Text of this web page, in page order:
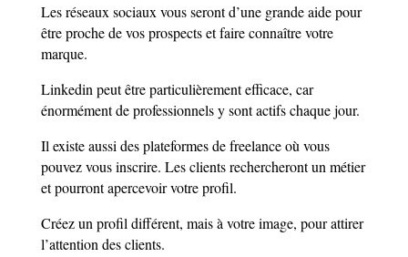
Les réseaux sociaux vous seront d’une grande aide pour
être proche de vos prospects et faire connaître votre
marque.
Linkedin peut être particulièrement efficace, car
énormément de professionnels y sont actifs chaque jour.
Il existe aussi des plateformes de freelance où vous
pouvez vous inscrire. Les clients rechercheront un métier
et pourront apercevoir votre profil.
Créez un profil différent, mais à votre image, pour attirer
l’attention des clients.